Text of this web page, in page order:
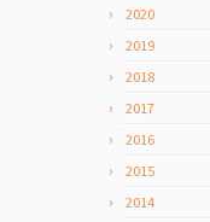
2020
2019
2018
2017
2016
2015
2014